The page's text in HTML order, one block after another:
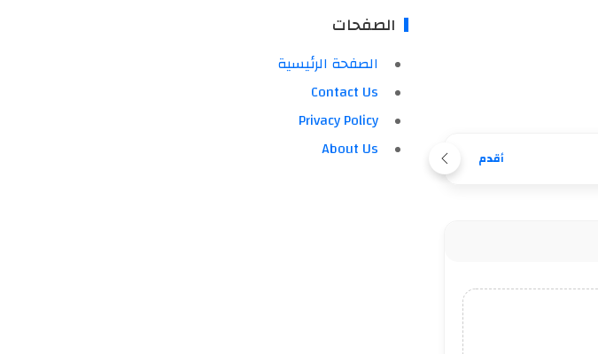
أقدم
الصفحات
الصفحة الرئيسية
Contact Us
Privacy Policy
About Us